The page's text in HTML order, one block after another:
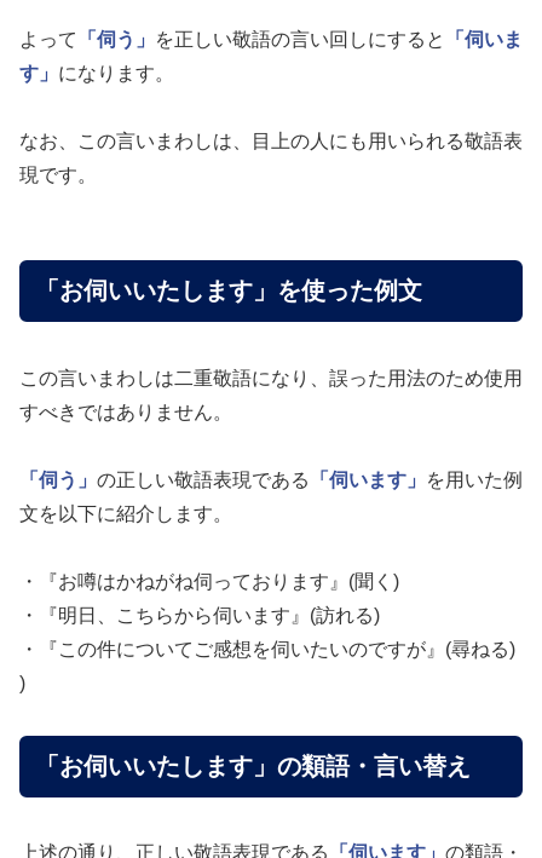
よって 「伺う」 を正しい敬語の言い回しにすると
「伺いま
す」 になります。
なお、この言いまわしは、目上の人にも用いられる敬語表
現です。
「お伺いいたします」を使った例文
この言いまわしは二重敬語になり、誤った用法のため使用
すべきではありません。
「伺う」 の正しい敬語表現である 「伺います」
を用いた例
文を以下に紹介します。
・『お噂はかねがね伺っております』(聞く)
・『明日、こちらから伺います』(訪れる)
・『この件についてご感想を伺いたいのですが』(尋ねる)
)
「お伺いいたします」の類語・言い替え
上述の通り、正しい敬語表現である 「伺います」 の類語・